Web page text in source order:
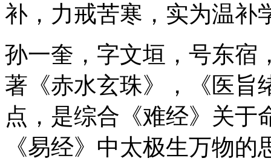
补，力戒苦寒，实为温补
孙一奎，字文垣，号东宿
著《赤水玄珠》，《医旨
点，是综合《难经》关于
《易经》中太极生万物